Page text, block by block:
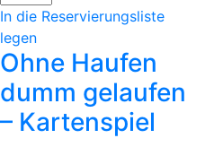
Haufen
dumm
gelaufen
-
Kartenspiel
Menge
In die Reservierungsliste
legen
Ohne Haufen
dumm gelaufen
– Kartenspiel